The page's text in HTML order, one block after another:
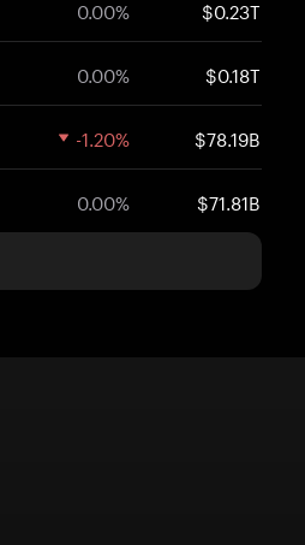
0.00% $0.23T
0.00% $0.18T
-1.20% $78.19B
0.00% $71.81B